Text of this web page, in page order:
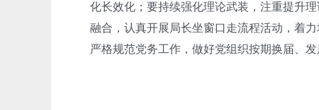
化长效化；要持续强化理论武装，注重提升
融合，认真开展局长坐窗口走流程活动，着
严格规范党务工作，做好党组织按期换届、